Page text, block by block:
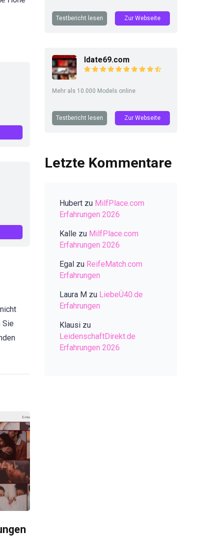
Sie
Testbericht lesen Zur Webseite
Idate69.com
Mehr als 10.000 Models online
Testbericht lesen Zur Webseite
Letzte Kommentare
Hubert zu MilfPlace.com
Erfahrungen 2026
Kalle zu MilfPlace.com
Erfahrungen 2026
Egal zu ReifeMatch.com
Erfahrungen
Laura M zu LiebeÜ40.de
Erfahrungen
Klausi zu
LeidenschaftDirekt.de
Erfahrungen 2026